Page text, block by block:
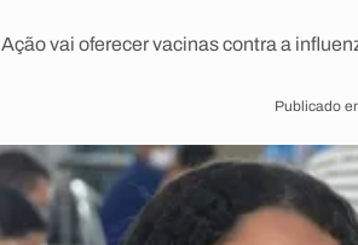
Ação vai oferecer vacinas contra a
Publicado